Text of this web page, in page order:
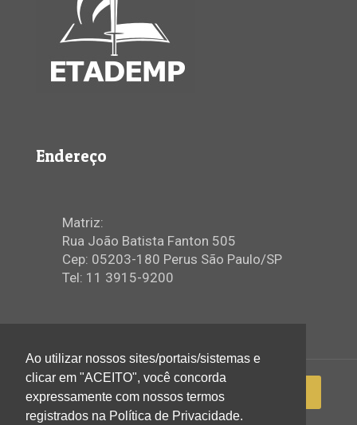
Endereço
Matriz:
Rua João Batista Fanton 505
Cep: 05203-180 Perus São Paulo/SP
Tel: 11 3915-9200
Ao utilizar nossos sites/portais/sistemas e
clicar em "ACEITO", você concorda
expressamente com nossos termos
registrados na Política de Privacidade.